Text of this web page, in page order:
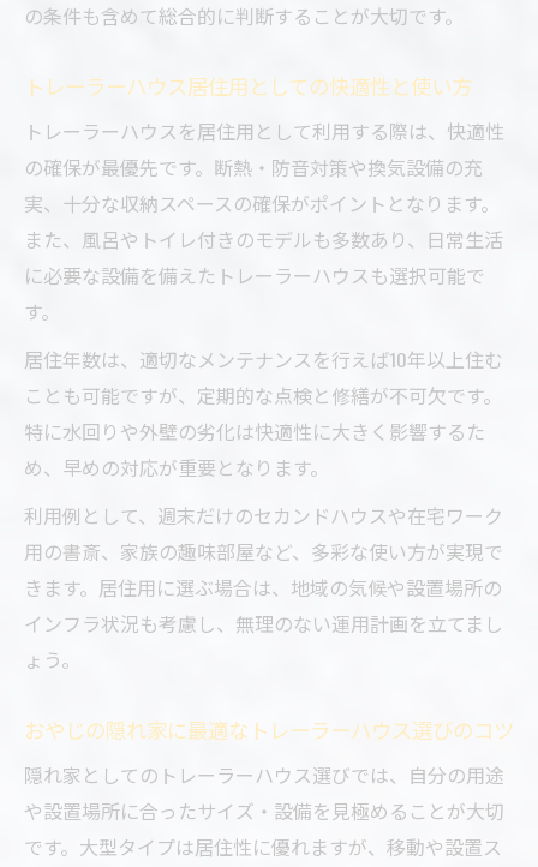
の条件も含めて総合的に判断することが大切です。
トレーラーハウス居住用としての快適性と使い方
トレーラーハウスを居住用として利用する際は、快適性
の確保が最優先です。断熱・防音対策や換気設備の充
実、十分な収納スペースの確保がポイントとなります。
また、風呂やトイレ付きのモデルも多数あり、日常生活
に必要な設備を備えたトレーラーハウスも選択可能で
す。
居住年数は、適切なメンテナンスを行えば10年以上住む
ことも可能ですが、定期的な点検と修繕が不可欠です。
特に水回りや外壁の劣化は快適性に大きく影響するた
め、早めの対応が重要となります。
利用例として、週末だけのセカンドハウスや在宅ワーク
用の書斎、家族の趣味部屋など、多彩な使い方が実現で
きます。居住用に選ぶ場合は、地域の気候や設置場所の
インフラ状況も考慮し、無理のない運用計画を立てまし
ょう。
おやじの隠れ家に最適なトレーラーハウス選びのコツ
隠れ家としてのトレーラーハウス選びでは、自分の用途
や設置場所に合ったサイズ・設備を見極めることが大切
です。大型タイプは居住性に優れますが、移動や設置ス